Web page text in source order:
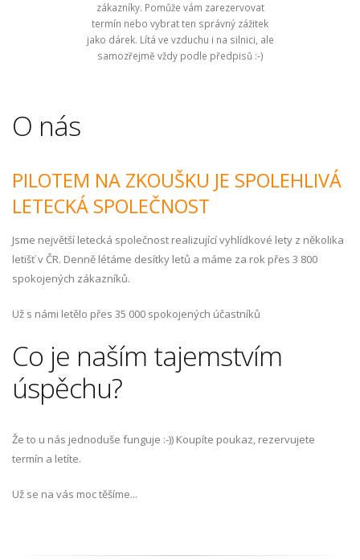
zákazníky. Pomůže vám zarezervovat
termín nebo vybrat ten správný zážitek
jako dárek. Lítá ve vzduchu i na silnici, ale
samozřejmě vždy podle předpisů :-)
O nás
PILOTEM NA ZKOUŠKU JE SPOLEHLIVÁ
LETECKÁ SPOLEČNOST
Jsme největší letecká společnost realizující vyhlídkové lety z několika
letišť v ČR. Denně létáme desítky letů a máme za rok přes 3 800
spokojených zákazníků.
Už s námi letělo přes 35 000 spokojených účastníků
Co je naším tajemstvím
úspěchu?
Že to u nás jednoduše funguje :-)) Koupíte poukaz, rezervujete
termín a letíte.
Už se na vás moc těšíme...